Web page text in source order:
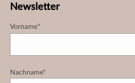
Newsletter
Vorname*
Nachname*